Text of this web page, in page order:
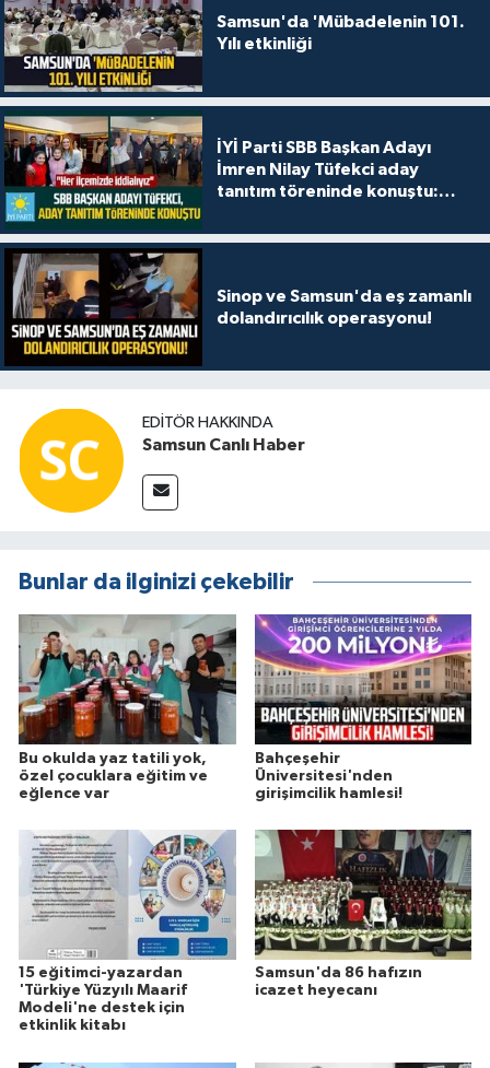
Samsun'da 'Mübadelenin 101.
Yılı etkinliği
İYİ Parti SBB Başkan Adayı
İmren Nilay Tüfekci aday
tanıtım töreninde konuştu:
Sinop ve Samsun'da eş zamanlı
dolandırıcılık operasyonu!
EDITÖR HAKKINDA
Samsun Canlı Haber
Bunlar da ilginizi çekebilir
Bu okulda yaz tatili yok,
özel çocuklara eğitim ve
eğlence var
Bahçeşehir
Üniversitesi'nden
girişimcilik hamlesi!
15 eğitimci-yazardan
'Türkiye Yüzyılı Maarif
Modeli'ne destek için
etkinlik kitabı
Samsun'da 86 hafızın
icazet heyecanı